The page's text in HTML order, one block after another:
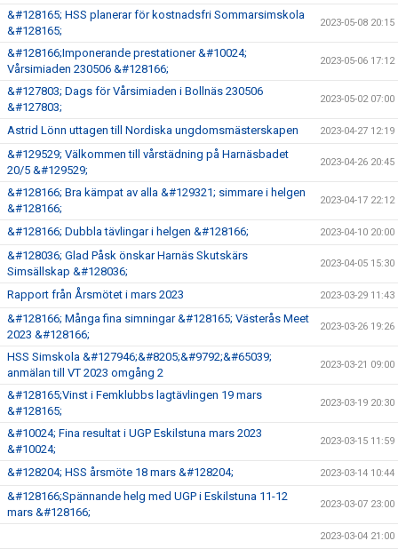
&#128165; HSS planerar för kostnadsfri Sommarsimskola
&#128165;
2023-05-08 20:15
&#128166;Imponerande prestationer &#10024;
Vårsimiaden 230506 &#128166;
2023-05-06 17:12
&#127803; Dags för Vårsimiaden i Bollnäs 230506
&#127803;
2023-05-02 07:00
Astrid Lönn uttagen till Nordiska ungdomsmästerskapen 2023-04-27 12:19
&#129529; Välkommen till vårstädning på Harnäsbadet
20/5 &#129529;
2023-04-26 20:45
&#128166; Bra kämpat av alla &#129321; simmare i helgen
&#128166;
2023-04-17 22:12
&#128166; Dubbla tävlingar i helgen &#128166; 2023-04-10 20:00
&#128036; Glad Påsk önskar Harnäs Skutskärs
Simsällskap &#128036;
2023-04-05 15:30
Rapport från Årsmötet i mars 2023 2023-03-29 11:43
&#128166; Många fina simningar &#128165; Västerås Meet
2023 &#128166;
2023-03-26 19:26
HSS Simskola &#127946;&#8205;&#9792;&#65039;
anmälan till VT 2023 omgång 2
2023-03-21 09:00
&#128165;Vinst i Femklubbs lagtävlingen 19 mars
&#128165;
2023-03-19 20:30
&#10024; Fina resultat i UGP Eskilstuna mars 2023
&#10024;
2023-03-15 11:59
&#128204; HSS årsmöte 18 mars &#128204; 2023-03-14 10:44
&#128166;Spännande helg med UGP i Eskilstuna 11-12
mars &#128166;
2023-03-07 23:00
2023-03-04 21:00